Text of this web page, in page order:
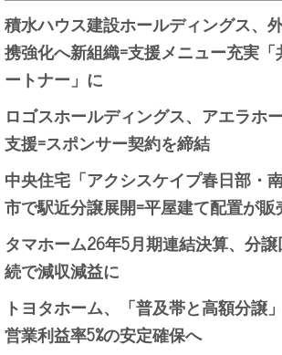
積水ハウス建設ホールディングス、
携強化へ新組織=支援メニュー充実
ートナー」に
ロゴスホールディングス、アエラホ
支援=スポンサー契約を締結
中央住宅「アクシスケイプ春日部・
市で駅近分譲展開=平屋建て配置が販
タマホーム26年5月期連結決算、分
続で減収減益に
トヨタホーム、「普及帯と高額分譲
営業利益率5%の安定確保へ